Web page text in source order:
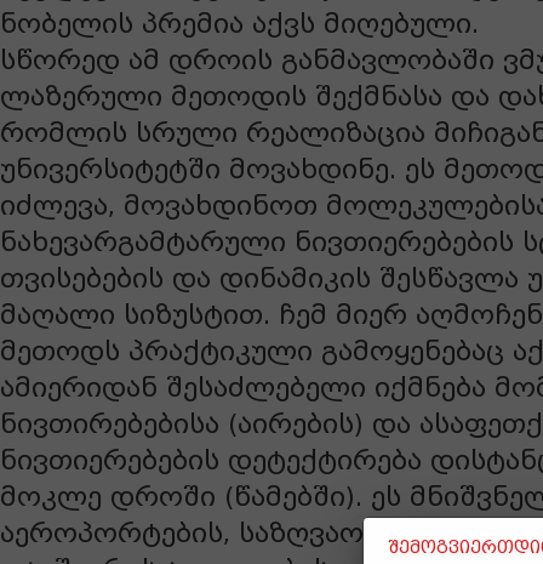
ნობელის პრემია აქვს მიღებული.
სწორედ ამ დროის განმავლობაში
ლაზერული მეთოდის შექმნასა და
რომლის სრული რეალიზაცია
უნივერსიტეტში მოვახდინე. ეს
იძლევა, მოვახდინოთ
ნახევარგამტარული ნივთიერებების
თვისებების და დინამიკის
მაღალი სიზუსტით. ჩემ მიერ
მეთოდს პრაქტიკული გამოყენებაც
ამიერიდან შესაძლებელი იქმნება
ნივთირებებისა (აირების) და
ნივთიერებების დეტექტირება
მოკლე დროში (წამებში). ეს
აეროპორტების, საზღვაო პორტების